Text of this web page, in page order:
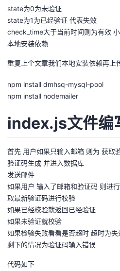
注
开
发
堂
我
的
课
程
我
的
认
证
我
的
实
验
我
的
收
藏
的
Programs
我
的
我
的
技
术
支
持
我
的
云
声
建
议
state为0为未验证
state为1为已经验证 代表失效
check_time大于当前时间则为有效
本地安装依赖
重复上个文章我们本地安装依赖再上
npm install dmhsq-mysql-pool
npm install nodemailer
index.js文件编
首先 用户如果只输入邮箱 则为 获取
验证码生成 并进入数据库
发送邮件
如果用户 输入了邮箱和验证码 则进
取最新验证码进行校验
如果已经校验就返回已经验证
如果未验证就校验
如果检验失败看看是否超时 超时为失
剩下的情况为验证码输入错误
代码如下